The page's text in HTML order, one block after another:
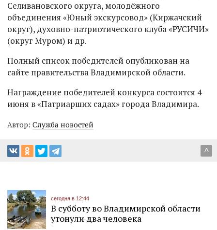
Селивановского округа, молодёжного
объединения «Юный экскурсовод» (Киржачский
округ), духовно-патриотического клуба «РУСИЧИ»
(округ Муром) и др.
Полный список победителей опубликован на
сайте правительства Владимирской области.
Награждение победителей конкурса состоится 4
июня в «Патриарших садах» города Владимира.
Автор: Служба новостей
^
сегодня в 12:44
В субботу во Владимирской области
утонули два человека